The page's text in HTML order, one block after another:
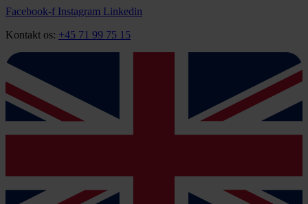
Videre
indhold
Facebook-f Instagram Linkedin
Kontakt os: +45 71 99 75 15